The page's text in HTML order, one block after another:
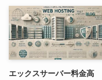
エックスサーバー料金高